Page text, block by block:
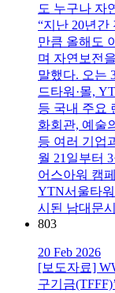
도 누구나 자
“지난 20년간
만큼 올해도
며 자연보전
말했다. 오는
드타워·몰,
등 국내 주요
화회관, 예술
등 여러 기업
월 21일부터
어스아워 캠
YTN서울타
시된 남대문
803
20 Feb 2026
[보도자료]
구기금